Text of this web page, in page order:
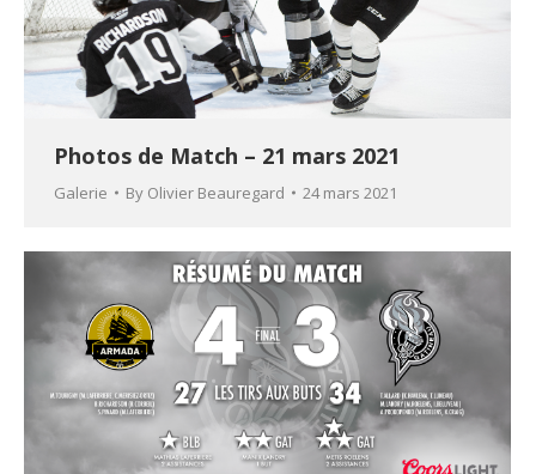
Photos de Match – 21 mars 2021
Galerie By Olivier Beauregard 24 mars 2021